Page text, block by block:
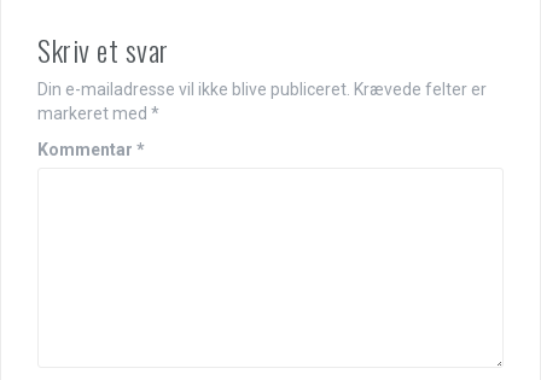
Skriv et svar
Din e-mailadresse vil ikke blive publiceret. Krævede felter er
markeret med *
Kommentar *